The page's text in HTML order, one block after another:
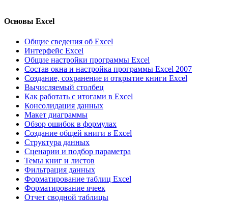
Основы Excel
Общие сведения об Excel
Интерфейс Excel
Общие настройки программы Excel
Состав окна и настройка программы Excel 2007
Создание, сохранение и открытие книги Excel
Вычисляемый столбец
Как работать с итогами в Excel
Консолидация данных
Макет диаграммы
Обзор ошибок в формулах
Создание общей книги в Excel
Структура данных
Сценарии и подбор параметра
Темы книг и листов
Фильтрация данных
Форматирование таблиц Excel
Форматирование ячеек
Отчет сводной таблицы